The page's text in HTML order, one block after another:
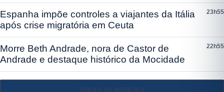
Espanha impõe controles a viajantes da Itália
após crise migratória em Ceuta
23h55
Morre Beth Andrade, nora de Castor de
Andrade e destaque histórico da Mocidade
22h55
TODAS AS NOTÍCIAS